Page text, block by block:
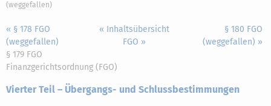
(weggefallen)
« § 178 FGO
(weggefallen)
« Inhaltsübersicht
FGO »
§ 180 FGO
(weggefallen) »
§ 179 FGO
Finanzgerichtsordnung (FGO)
Vierter Teil – Übergangs- und Schlussbestimmungen